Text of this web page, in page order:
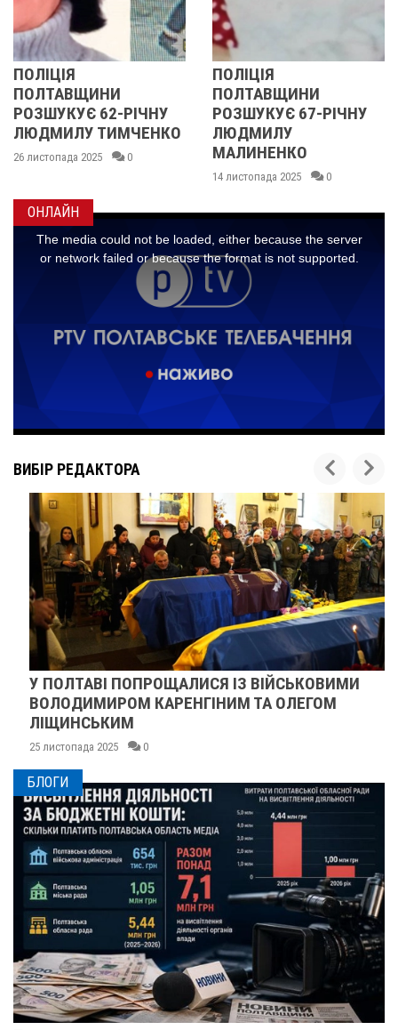
62-РІЧНУ
ТИМЧЕНКО
2025 0
ПОЛТАВЩИНИ
РОЗШУКУЄ 67-РІЧНУ
ЛЮДМИЛУ
МАЛИНЕНКО
14 листопада 2025 0
ОНЛАЙН
ВИБІР РЕДАКТОРА
У ПОЛТАВІ ПОПРОЩАЛИСЯ ІЗ ВІЙСЬКОВИМИ
ВОЛОДИМИРОМ КАРЕНГІНИМ ТА ОЛЕГОМ
ЛІЩИНСЬКИМ
25 листопада 2025 0
БЛОГИ